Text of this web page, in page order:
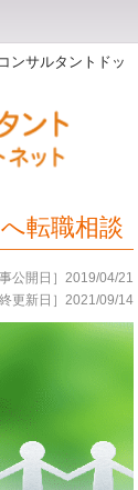
ンサルタントドッ
転職相談
事公開日］2019/04/21
終更新日］2021/09/14